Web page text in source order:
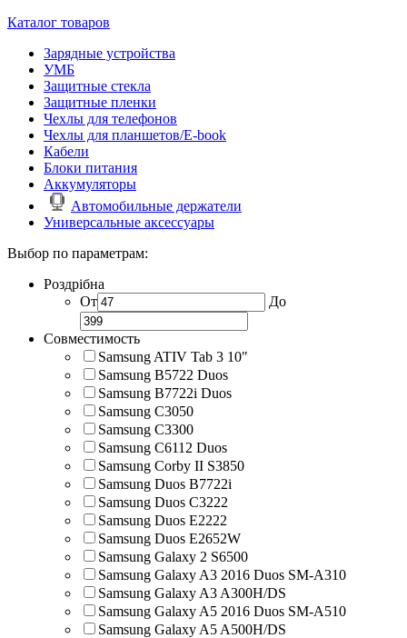
Каталог товаров
Зарядные устройства
УМБ
Защитные стекла
Защитные пленки
Чехлы для телефонов
Чехлы для планшетов/E-book
Кабели
Блоки питания
Аккумуляторы
Автомобильные держатели
Универсальные аксессуары
Выбор по параметрам:
Роздрібна
От
До
Совместимость
Samsung ATIV Tab 3 10"
Samsung B5722 Duos
Samsung B7722i Duos
Samsung C3050
Samsung C3300
Samsung C6112 Duos
Samsung Corby II S3850
Samsung Duos B7722i
Samsung Duos C3222
Samsung Duos E2222
Samsung Duos E2652W
Samsung Galaxy 2 S6500
Samsung Galaxy A3 2016 Duos SM-A310
Samsung Galaxy A3 A300H/DS
Samsung Galaxy A5 2016 Duos SM-A510
Samsung Galaxy A5 A500H/DS